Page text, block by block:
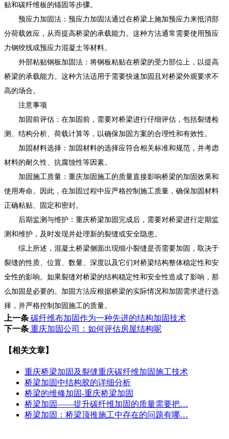
贴和碳纤维板的锚固等步骤。
预应力加固法：预应力加固法通过在桥梁上施加预应力来抵消部
分荷载效应，从而提高桥梁的承载能力。这种方法通常需要使用预应
力钢绞线或预应力混凝土等材料。
外部粘贴钢板加固法：将钢板粘贴在桥梁的受力部位上，以提高
桥梁的承载能力。这种方法适用于需要快速加固且对桥梁外观要求不
高的场合。
注意事项
加固前评估：在加固前，需要对桥梁进行仔细评估，包括裂缝检
测、结构分析、荷载计算等，以确保加固方案的合理性和有效性。
加固材料选择：加固材料的选择应符合相关标准和规范，并考虑
材料的耐久性、抗腐蚀性等因素。
加固施工质量：重庆加固施工的质量直接影响桥梁的加固效果和
使用寿命。因此，在加固过程中应严格控制施工质量，确保加固材料
正确粘贴、固定和密封。
后期监测与维护：重庆桥梁加固完成后，需要对桥梁进行定期监
测和维护，及时发现并处理新的裂缝或安全隐患。
综上所述，混凝土桥梁侧面出现细小裂缝是否需要加固，取决于
裂缝的性质、位置、数量、深度以及它们对桥梁结构整体稳定性和安
全性的影响。如果裂缝对桥梁的结构稳定性和安全性造成了影响，那
么加固是必要的。加固方法应根据桥梁的实际情况和加固需求进行选
择，并严格控制加固施工的质量。
上一条 碳纤维布加固作为一种先进的结构加固技术
下一条 重庆加固公司：如何评估房屋结构呢
【相关文章】
重庆桥梁加固及裂缝重庆碳纤维加固施工技术
桥梁加固中结构胶的详细分析
桥梁的维修加固-重庆桥梁加固
桥梁加固——提升碳纤维加固的质量需要把…
桥梁加固：桥梁顶推施工中存在的问题有哪…